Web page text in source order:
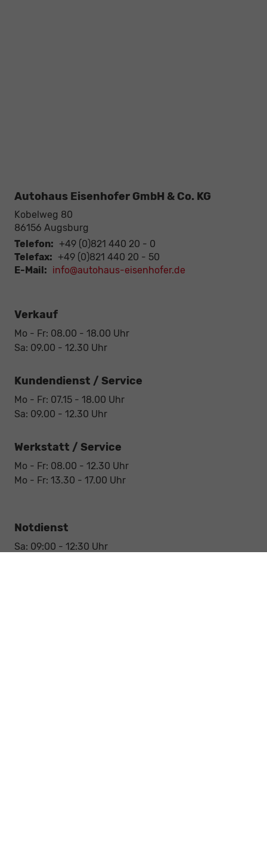
Autohaus Eisenhofer GmbH & Co. KG
Kobelweg 80
86156 Augsburg
Telefon: +49 (0)821 440 20 - 0
Telefax: +49 (0)821 440 20 - 50
E-Mail: info@autohaus-eisenhofer.de
Verkauf
Mo - Fr: 08.00 - 18.00 Uhr
Sa: 09.00 - 12.30 Uhr
Kundendienst / Service
Mo - Fr: 07.15 - 18.00 Uhr
Sa: 09.00 - 12.30 Uhr
Werkstatt / Service
Mo - Fr: 08.00 - 12.30 Uhr
Mo - Fr: 13.30 - 17.00 Uhr
Notdienst
Sa: 09:00 - 12:30 Uhr